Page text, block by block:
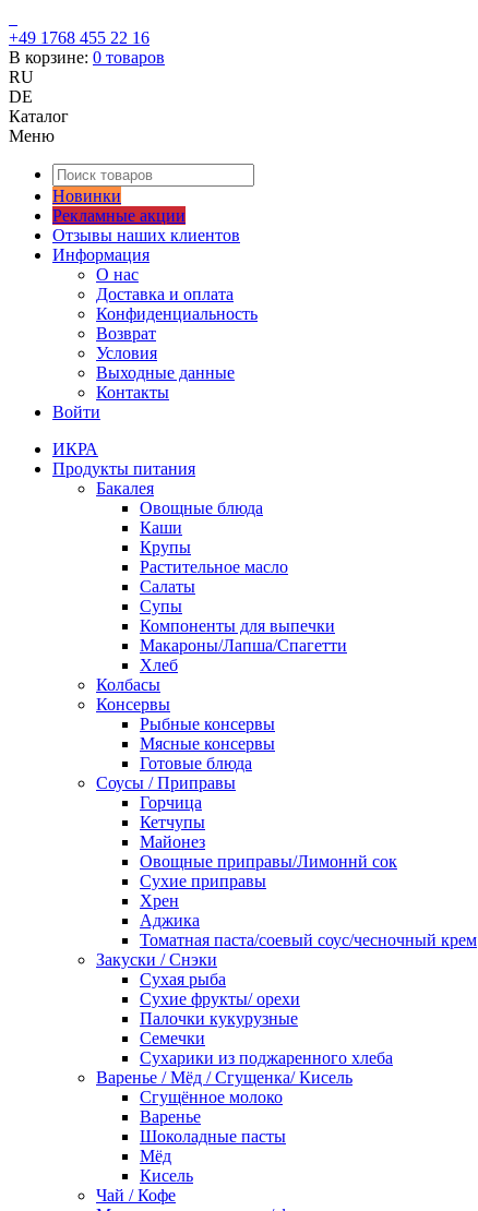
+49 1768 455 22 16
В корзине: 0 товаров
RU
DE
Каталог
Меню
Новинки
Рекламные акции
Отзывы наших клиентов
Информация
О нас
Доставка и оплата
Конфиденциальность
Возврат
Условия
Выходные данные
Контакты
Войти
ИКРА
Продукты питания
Бакалея
Овощные блюда
Каши
Крупы
Растительное масло
Салаты
Супы
Компоненты для выпечки
Макароны/Лапша/Спагетти
Хлеб
Колбасы
Консервы
Рыбные консервы
Мясные консервы
Готовые блюда
Соусы / Приправы
Горчица
Кетчупы
Майонез
Овощные приправы/Лимоннй сок
Сухие приправы
Хрен
Аджика
Томатная паста/соевый соус/чесночный крем
Закуски / Снэки
Сухая рыба
Сухие фрукты/ орехи
Палочки кукурузные
Семечки
Сухарики из поджаренного хлеба
Варенье / Мёд / Сгущенка/ Кисель
Сгущённое молоко
Варенье
Шоколадные пасты
Мёд
Кисель
Чай / Кофе